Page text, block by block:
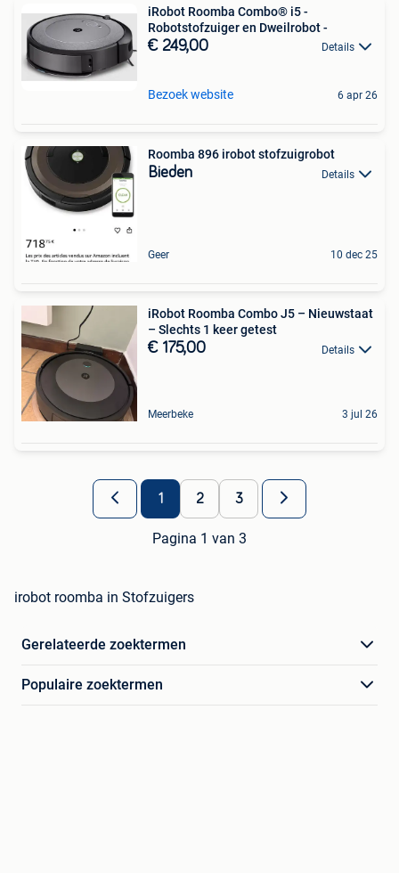
iRobot Roomba Combo® i5 -
Robotstofzuiger en Dweilrobot -
€ 249,00 Details
Bezoek website 6 apr 26
Roomba 896 irobot stofzuigrobot
Bieden Details
Geer 10 dec 25
iRobot Roomba Combo J5 – Nieuwstaat
– Slechts 1 keer getest
€ 175,00 Details
Meerbeke 3 jul 26
1 2 3
Pagina 1 van 3
irobot roomba in Stofzuigers
Gerelateerde zoektermen
Populaire zoektermen